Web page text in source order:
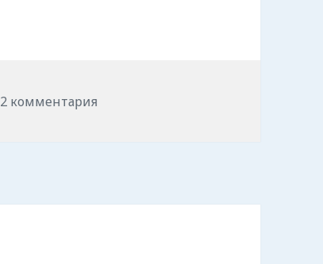
2 комментария